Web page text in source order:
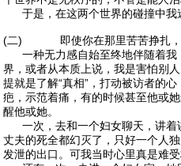
于是，在这两个世界的碰撞中我
(二) 即使你在那里苦苦挣扎，
一种无力感自始至终地伴随着我
界，或者从本质上说，我是害怕别
提就是了解“真相”，打动被访者的
疤，示范着痛，有的时候甚至他或
醒他或她。
一次，去和一个妇女聊天，讲着
丈夫的死全都幻灭了，只好一个人
发泄的出口。可我当时心里真是难